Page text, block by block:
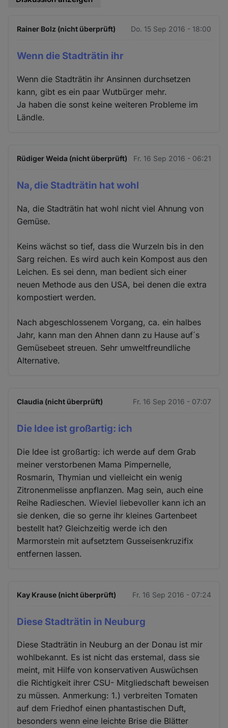
Rainer Bolz (nicht überprüft) Do. 15 Sep 2016 - 18:00
Wenn die Stadträtin ihr
Wenn die Stadträtin ihr Ansinnen durchsetzen
kann, gibt es ein paar Wutbürger mehr.
Ja haben die sonst keine weiteren Probleme im
Ländle.
Rüdiger Weida (nicht überprüft) Fr. 16 Sep 2016 - 06:21
Na, die Stadträtin hat wohl
Na, die Stadträtin hat wohl nicht viel Ahnung von
Gemüse.
Keins wächst so tief, dass die Wurzeln bis in den
Sarg reichen. Es wird auch kein Kompost aus den
Leichen. Es sei denn, man bedient sich einer
neuen Methode aus den USA, bei denen die extra
kompostiert werden.
Nach abgeschlossenem Vorgang, ca. ein halbes
Jahr, kann man den Ahnen dann zu Hause auf´s
Gemüsebeet streuen. Sehr umweltfreundliche
Alternative.
Claudia (nicht überprüft) Fr. 16 Sep 2016 - 07:07
Die Idee ist großartig: ich
Die Idee ist großartig: ich werde auf dem Grab
meiner verstorbenen Mama Pimpernelle,
Rosmarin, Thymian und vielleicht ein wenig
Zitronenmelisse anpflanzen. Mag sein, auch eine
Reihe Radieschen. Wieviel liebevoller kann ich an
sie denken, die so gerne ihr kleines Gartenbeet
bestellt hat? Gleichzeitig werde ich den
Marmorstein mit aufsetztem Gusseisenkruzifix
entfernen lassen.
Kay Krause (nicht überprüft) Fr. 16 Sep 2016 - 07:24
Diese Stadträtin in Neuburg
Diese Stadträtin in Neuburg an der Donau ist mir
wohlbekannt. Es ist nicht das erstemal, dass sie
meint, mit Hilfe von konservativen Auswüchsen
die Richtigkeit ihrer CSU- Mitgliedschaft beweisen
zu müssen. Anmerkung: 1.) verbreiten Tomaten
auf dem Friedhof einen phantastischen Duft,
besonders wenn eine leichte Brise die Blätter